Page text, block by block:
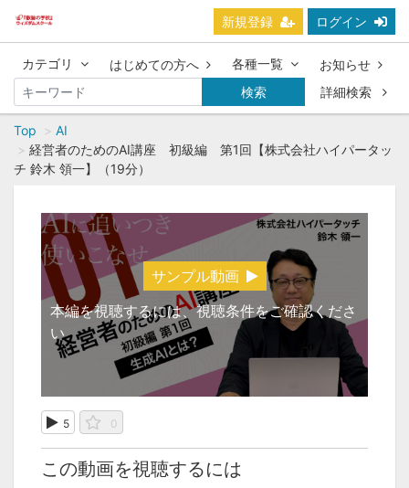
新規登録 ログイン
カテゴリ はじめての方へ 各種一覧
お知らせ
検索
詳細検索
Top
AI
経営者のためのAI講座 初級編 第1回【株式会社ハイパータッ
チ 鈴木 領一】（19分）
サンプル動画
本編を視聴するには、視聴条件をご確認くださ
い
5 0
この動画を視聴するには